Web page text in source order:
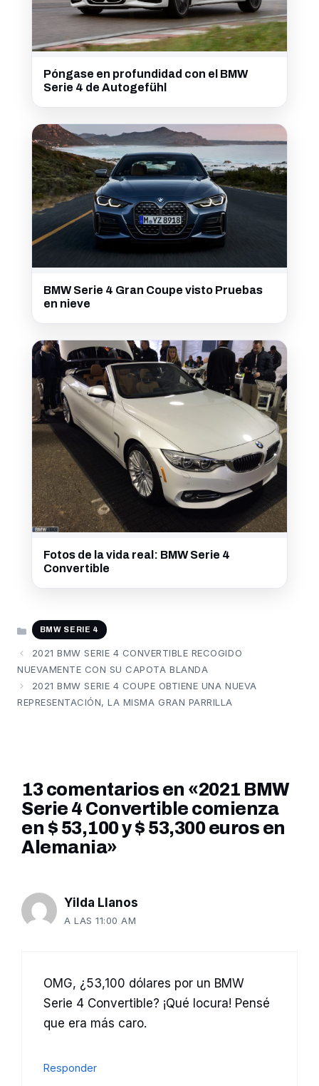
Póngase en profundidad con el BMW
Serie 4 de Autogefühl
BMW Serie 4 Gran Coupe visto Pruebas
en nieve
Fotos de la vida real: BMW Serie 4
Convertible
CATEGORÍAS
BMW SERIE 4
2021 BMW SERIE 4 CONVERTIBLE RECOGIDO
NUEVAMENTE CON SU CAPOTA BLANDA
2021 BMW SERIE 4 COUPE OBTIENE UNA NUEVA
REPRESENTACIÓN, LA MISMA GRAN PARRILLA
13 comentarios en «2021 BMW
Serie 4 Convertible comienza
en $ 53,100 y $ 53,300 euros en
Alemania»
Yilda Llanos
A LAS 11:00 AM
OMG, ¿53,100 dólares por un BMW
Serie 4 Convertible? ¡Qué locura! Pensé
que era más caro.
Responder